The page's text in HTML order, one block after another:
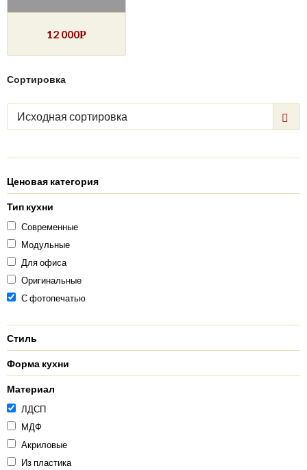
12 000Р
Сортировка
Исходная сортировка
Ценовая категория
Тип кухни
Современные
Модульные
Для офиса
Оригинальные
С фотопечатью
Стиль
Форма кухни
Материал
ЛДСП
МДФ
Акриловые
Из пластика